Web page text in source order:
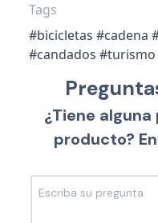
Tags
#bicicletas #cadena
#candados #turismo
¿Tiene
producto?